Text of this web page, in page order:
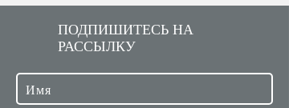
ПОДПИШИТЕСЬ НА
РАССЫЛКУ